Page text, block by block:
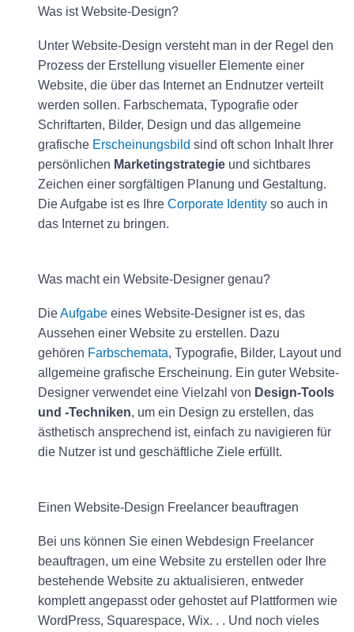
Was ist Website-Design?
Unter Website-Design versteht man in der Regel den
Prozess der Erstellung visueller Elemente einer
Website, die über das Internet an Endnutzer verteilt
werden sollen. Farbschemata, Typografie oder
Schriftarten, Bilder, Design und das allgemeine
grafische Erscheinungsbild sind oft schon Inhalt Ihrer
persönlichen Marketingstrategie und sichtbares
Zeichen einer sorgfältigen Planung und Gestaltung.
Die Aufgabe ist es Ihre Corporate Identity so auch in
das Internet zu bringen.
Was macht ein Website-Designer genau?
DieAufgabe eines Website-Designer ist es, das
Aussehen einer Website zu erstellen. Dazu
gehören Farbschemata, Typografie, Bilder, Layout und
allgemeine grafische Erscheinung. Ein guter Website-
Designer verwendet eine Vielzahl von Design-Tools
und -Techniken, um ein Design zu erstellen, das
ästhetisch ansprechend ist, einfach zu navigieren für
die Nutzer ist und geschäftliche Ziele erfüllt.
Einen Website-Design Freelancer beauftragen
Bei uns können Sie einen Webdesign Freelancer
beauftragen, um eine Website zu erstellen oder Ihre
bestehende Website zu aktualisieren, entweder
komplett angepasst oder gehostet auf Plattformen wie
WordPress, Squarespace, Wix. . . Und noch vieles